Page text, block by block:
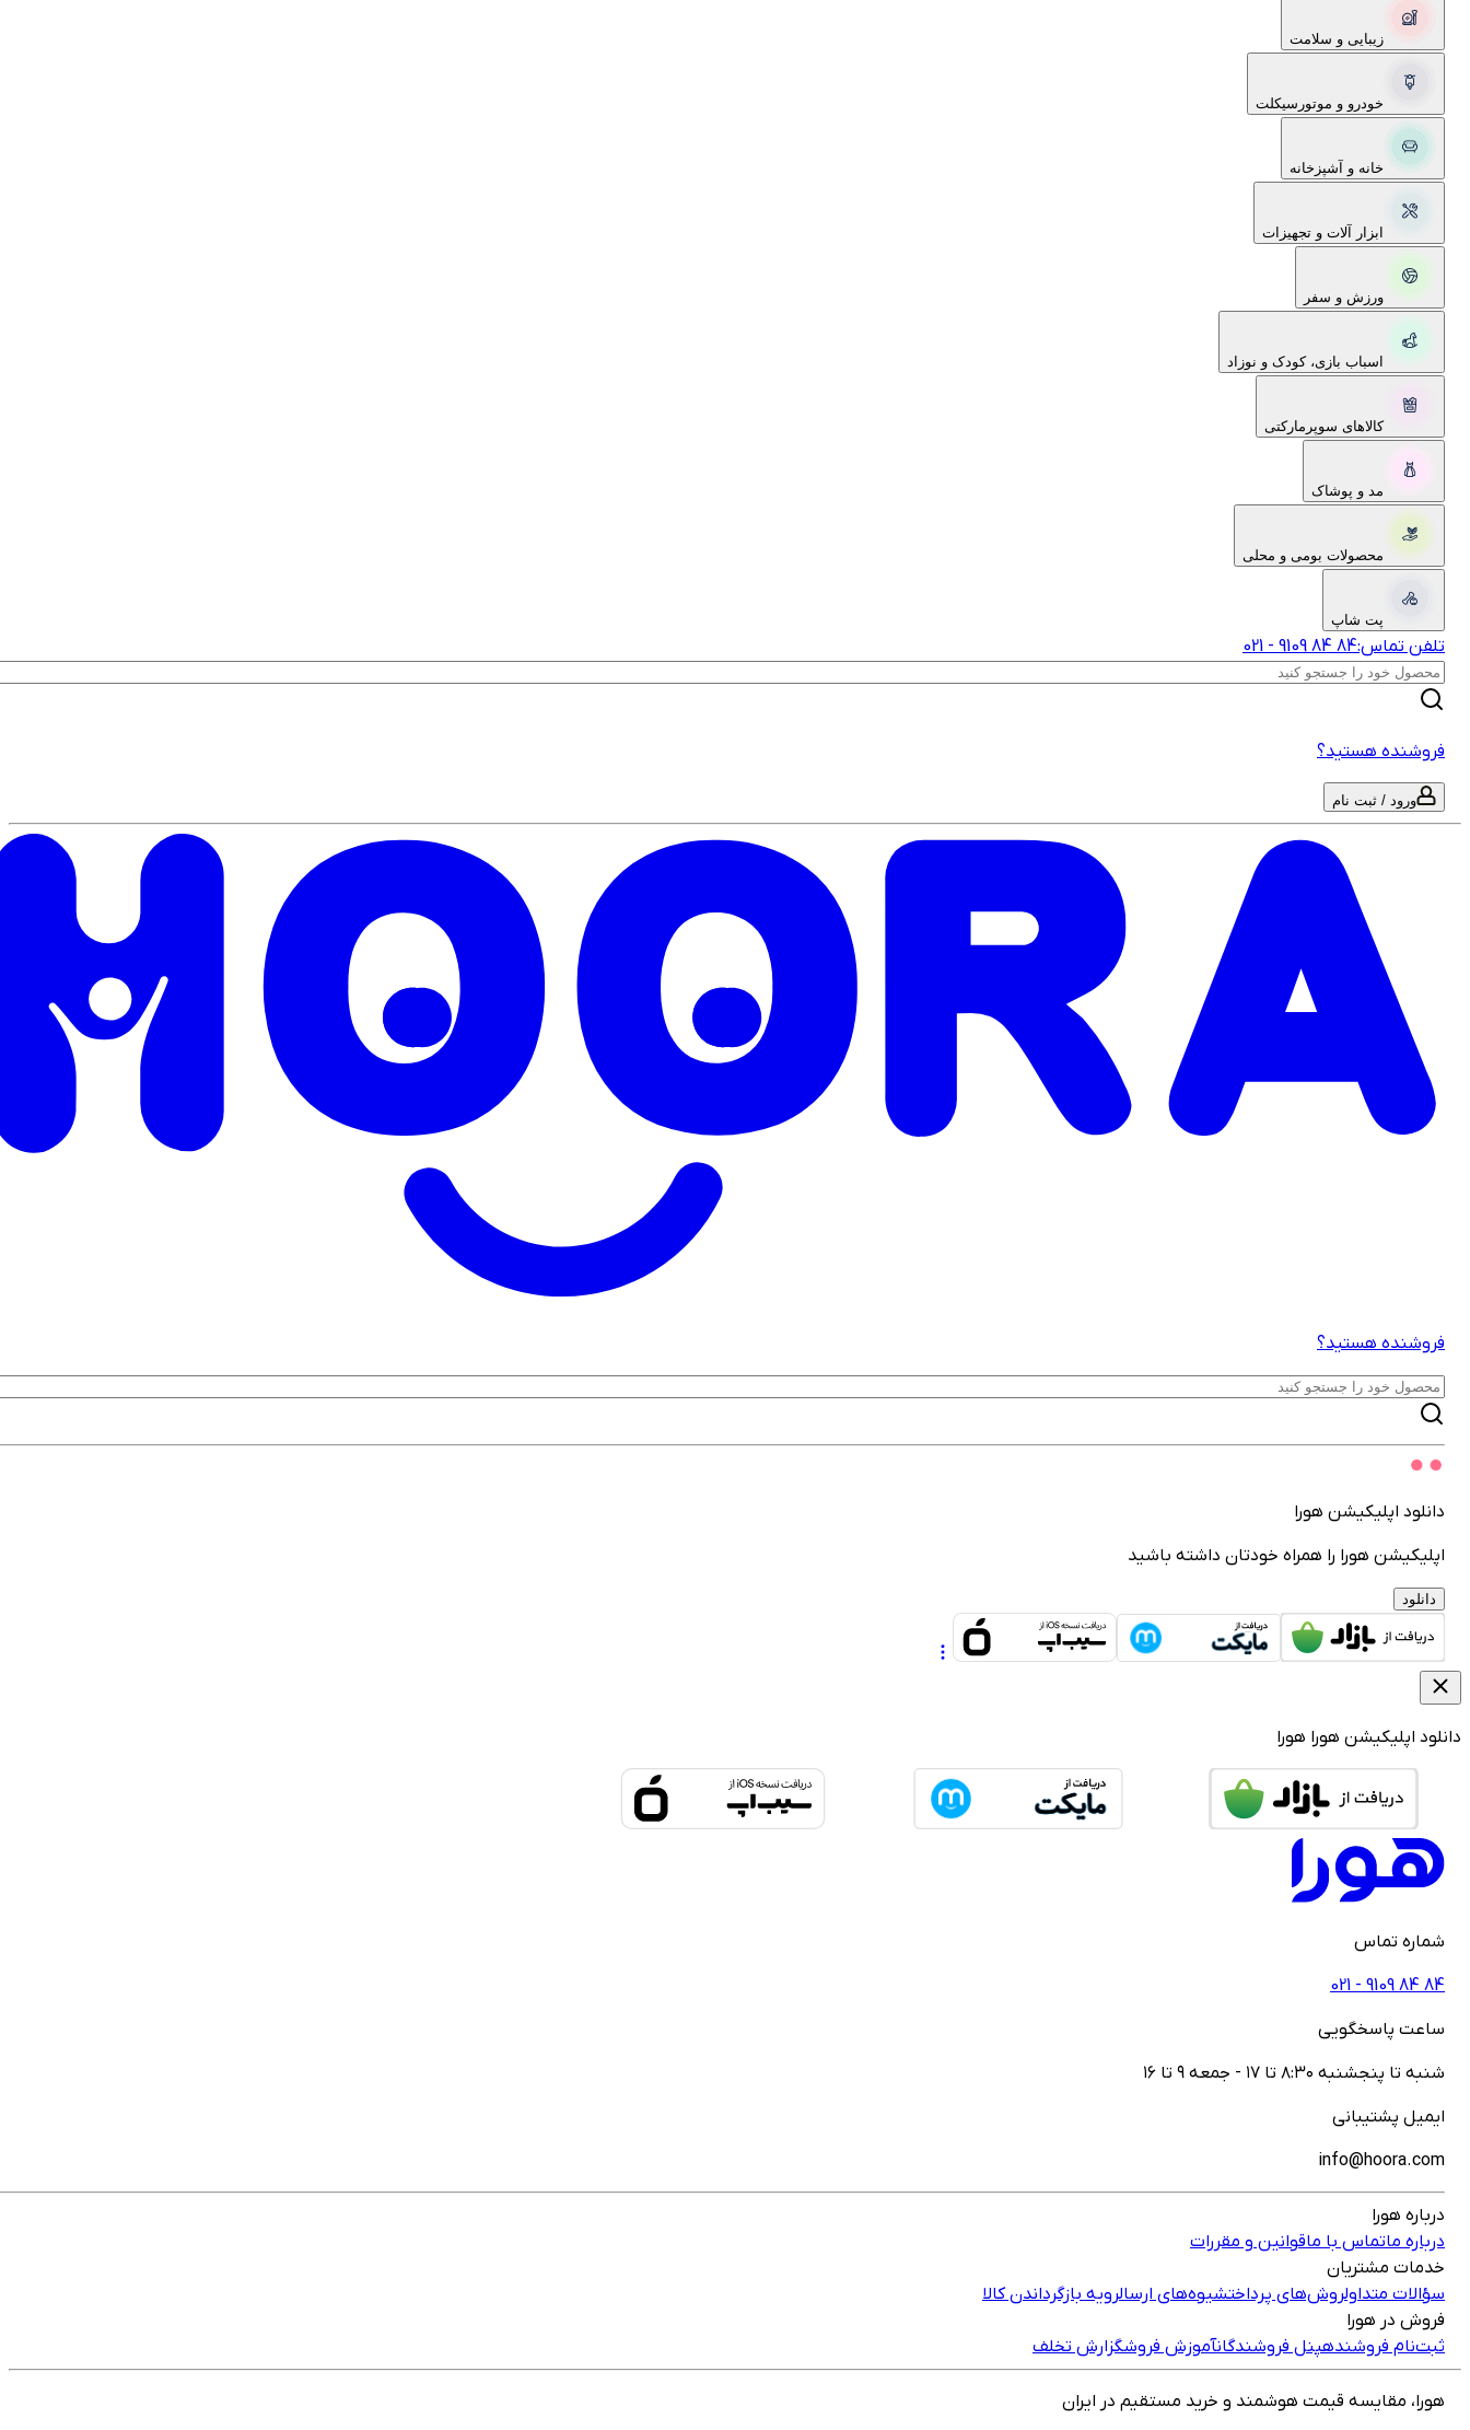
زیبایی و سلامت
خودرو و موتورسیکلت
خانه و آشپزخانه
ابزار آلات و تجهیزات
ورزش و سفر
اسباب بازی، کودک و نوزاد
کالاهای سوپرمارکتی
مد و پوشاک
محصولات بومی و محلی
پت شاپ
تلفن تماس: 021 - ‎9109‎ ‎84‎ ‎84‎
فروشنده هستید؟
ورود / ثبت نام
فروشنده هستید؟
دانلود اپلیکیشن هورا
اپلیکیشن هورا را همراه خودتان داشته باشید
دانلود
دانلود اپلیکیشن هورا هورا
شماره تماس
021 - ‎9109‎ ‎84‎ ‎84‎
ساعت پاسخگویی
شنبه تا پنجشنبه ۸:۳۰ تا ۱۷ - جمعه ۹ تا ۱۶
ایمیل پشتیبانی
info@hoora.com
درباره هورا
درباره ماتماس با ماقوانین و مقررات
خدمات مشتریان
سؤالات متداولروش‌های پرداختشیوه‌های ارسالرویه بازگرداندن کالا
فروش در هورا
ثبت‌نام فروشندهپنل فروشندگانآموزش فروشگزارش تخلف
هورا، مقایسه قیمت هوشمند و خرید مستقیم در ایران